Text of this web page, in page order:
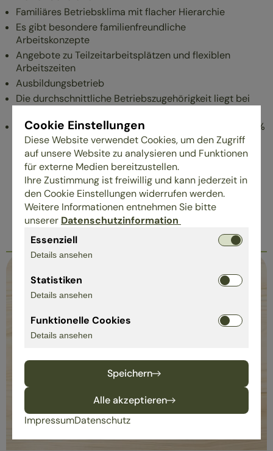
Familiäres Betriebsklima mit flacher Hierarchie
Es gibt besondere familienfreundliche
Arbeitskonzepte
Angebote zu Teilzeitarbeitsplätzen und flexiblen
Arbeitszeiten
Ausbildungsbetrieb
Die durchschnittliche Betriebszugehörigkeit liegt bei
hoherAnteil selbst-ausgebildeter Mitarbeiter ca. 50%
Cookie Einstellungen
Diese Website verwendet Cookies, um den Zugriff
auf unsere Website zu analysieren und Funktionen
für externe Medien bereitzustellen.
Ihre Zustimmung ist freiwillig und kann jederzeit in
den Cookie Einstellungen widerrufen werden.
Weitere Informationen entnehmen Sie bitte
unserer Datenschutzinformation
Essenziell
Details ansehen
Statistiken
Details ansehen
Funktionelle Cookies
Details ansehen
Speichern
Alle akzeptieren
ImpressumDatenschutz